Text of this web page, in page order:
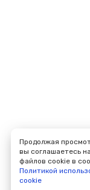
Продолжая
вы соглашаетесь
файлов cookie в
Политикой
cookie